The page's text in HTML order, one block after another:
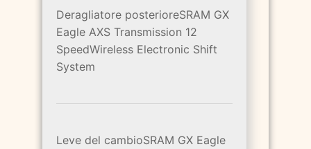
Deragliatore posterioreSRAM GX
Eagle AXS Transmission 12
SpeedWireless Electronic Shift
System
Leve del cambioSRAM GX Eagle